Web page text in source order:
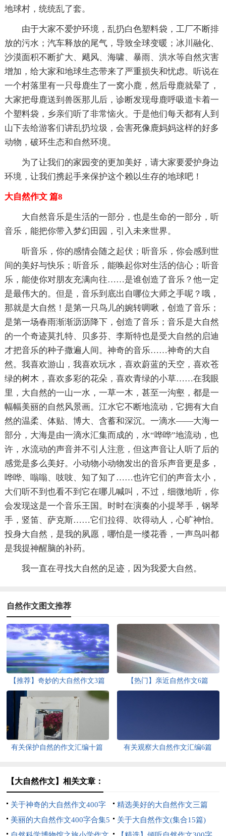
地球村，统统乱了套。
由于大家不爱护环境，乱扔白色塑料袋，工厂不断排
放的污水；汽车释放的尾气，导致全球变暖；冰川融化、
沙漠面积不断扩大、飓风、海啸、暴雨、洪水等自然灾害
增加，给大家和地球生态带来了严重损失和忧虑。听说在
一个村落里有一只母鹿生了一窝小鹿，然后母鹿就晕了，
大家把母鹿送到兽医那儿后，诊断发现母鹿呼吸道卡着一
个塑料袋，乡亲们听了非常恼火。于是他们每天都有人到
山下去给游客们讲乱扔垃圾，会害死像鹿妈妈这样的好多
动物，破环生态和自然环境。
为了让我们的家园变的更加美好，请大家要爱护身边
环境，让我们携起手来保护这个赖以生存的地球吧！
大自然作文 篇8
大自然音乐是生活的一部分，也是生命的一部分，听
音乐，能把你带入梦幻田园，引入未来世界。
听音乐，你的感情会随之起伏；听音乐，你会感到世
间的美好与快乐；听音乐，能唤起你对生活的信心；听音
乐，能使你对朋友充满向往……是谁创造了音乐？他一定
是最伟大的。但是，音乐到底出自哪位大师之手呢？哦，
那就是大自然！是第一只鸟儿的婉转啁啾，创造了音乐；
是第一场春雨渐渐沥沥降下，创造了音乐；音乐是大自然
的一个奇迹莫扎特、贝多芬、李斯特也是受大自然的启迪
才把音乐的种子撒遍人间。神奇的音乐……神奇的大自
然。我喜欢游山，我喜欢玩水，喜欢蔚蓝的天空，喜欢苍
绿的树木，喜欢多彩的花朵，喜欢青绿的小草……在我眼
里，大自然的一山一水，一草一木，甚至一沟壑，都是一
幅幅美丽的自然风景画。江水它不断地流动，它拥有大自
然的温柔、体贴、博大、含蓄和深沉。一滴水——大海一
部分，大海是由一滴水汇集而成的，水“哗哗”地流动，也
许，水流动的声音并不引人注意，但这声音让人听了后的
感觉是多么美好。小动物小动物发出的音乐声音更是多，
哗哗、嗡嗡、吱吱、知了知了……也许它们的声音太小，
大们听不到也看不到它在哪儿喊叫，不过，细微地听，你
会发现这是一个音乐王国。时时在演奏的小提琴手，钢琴
手，竖笛、萨克斯……它们拉得、吹得动人，心旷神怡。
投身大自然，是我的夙愿，哪怕是一缕花香，一声鸟叫都
是我提神醒脑的补药。
我一直在寻找大自然的足迹，因为我爱大自然。
自然作文图文推荐
【推荐】奇妙的大自然作文3篇 【热门】亲近自然作文6篇
有关保护自然的作文汇编十篇 有关观察大自然作文汇编6篇
【大自然作文】相关文章：
关于神奇的大自然作文400字
八篇
精选美好的大自然作文三篇
美丽的大自然作文400字合集5
关于大自然作文(集合15篇)